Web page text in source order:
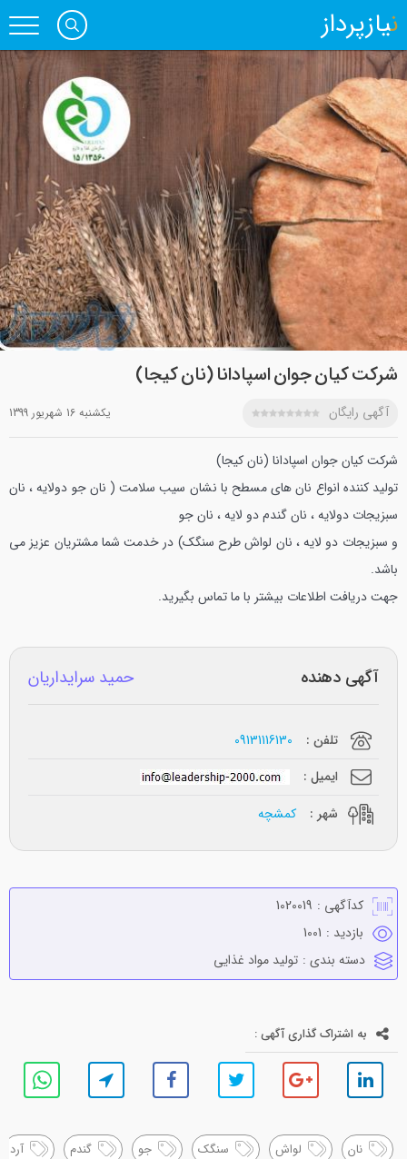
نیازپرداز
شرکت کیان جوان اسپادانا (نان کیجا)
آگهی رایگان يکشنبه 16 شهريور 1399
شرکت کیان جوان اسپادانا (نان کیجا)
تولید کننده انواع نان های مسطح با نشان سیب سلامت( نان جو دولایه ، نان
سبزیجات دولایه ، نان گندم دو لایه ، نان جو
و سبزیجات دو لایه ، نان لواش طرح سنگک) در خدمت شما مشتریان عزیز می
باشد.
جهت دریافت اطلاعات بیشتر با ما تماس بگیرید.
آگهی دهنده حمید سرایداریان
تلفن :
09131116130
ایمیل :
شهر :
کمشچه
کدآگهی : 1020019
بازدید : 1001
دسته بندی : توليد مواد غذايي
به اشتراک گذاری آگهی :
نان لواش سنگک جو گندم آرد